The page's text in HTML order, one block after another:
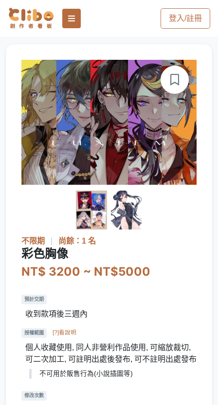
登入/註冊
不限期 尚餘：1 名
彩色胸像
NT$ 3200 ~ NT$5000
預計交期
收到款項後三週內
授權範圍 [?]看說明
個人收藏使用, 同人非營利作品使用, 可縮放裁切,
可二次加工, 可註明出處後發布, 可不註明出處發布
不可用於販售行為(小說插圖等)
修改次數